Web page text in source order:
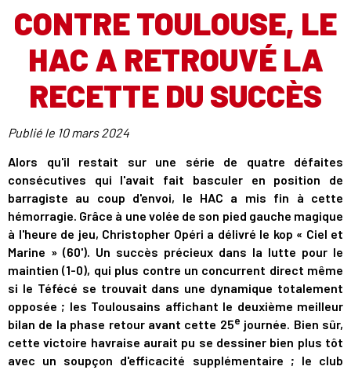
CONTRE TOULOUSE, LE
HAC A RETROUVÉ LA
RECETTE DU SUCCÈS
Publié le 10 mars 2024
Alors qu'il restait sur une série de quatre défaites
consécutives qui l'avait fait basculer en position de
barragiste au coup d'envoi, le HAC a mis fin à cette
hémorragie. Grâce à une volée de son pied gauche magique
à l'heure de jeu, Christopher Opéri a délivré le kop « Ciel et
Marine » (60'). Un succès précieux dans la lutte pour le
maintien (1-0), qui plus contre un concurrent direct même
si le Téfécé se trouvait dans une dynamique totalement
opposée ; les Toulousains affichant le deuxième meilleur
bilan de la phase retour avant cette 25e journée. Bien sûr,
cette victoire havraise aurait pu se dessiner bien plus tôt
avec un soupçon d'efficacité supplémentaire ; le club